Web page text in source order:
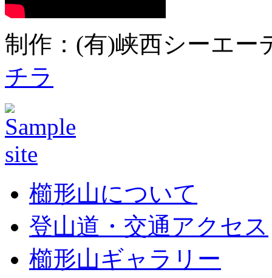
制作：(有)峡西シーエ
チラ
櫛形山について
登山道・交通アクセス
櫛形山ギャラリー